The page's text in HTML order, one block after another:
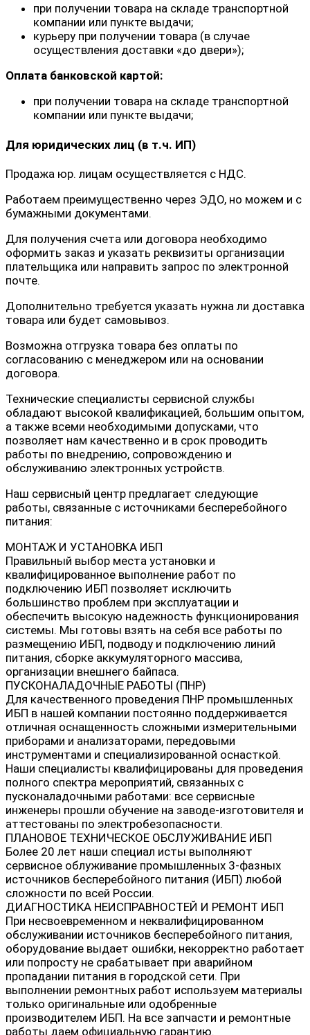
при получении товара на складе транспортной
компании или пункте выдачи;
курьеру при получении товара (в случае
осуществления доставки «до двери»);
Оплата банковской картой:
при получении товара на складе транспортной
компании или пункте выдачи;
Для юридических лиц (в т.ч. ИП)
Продажа юр. лицам осуществляется с НДС.
Работаем преимущественно через ЭДО, но можем и с
бумажными документами.
Для получения счета или договора необходимо
оформить заказ и указать реквизиты организации
плательщика или направить запрос по электронной
почте.
Дополнительно требуется указать нужна ли доставка
товара или будет самовывоз.
Возможна отгрузка товара без оплаты по
согласованию с менеджером или на основании
договора.
Технические специалисты сервисной службы
обладают высокой квалификацией, большим опытом,
а также всеми необходимыми допусками, что
позволяет нам качественно и в срок проводить
работы по внедрению, сопровождению и
обслуживанию электронных устройств.
Наш сервисный центр предлагает следующие
работы, связанные с источниками бесперебойного
питания:
МОНТАЖ И УСТАНОВКА ИБП
Правильный выбор места установки и
квалифицированное выполнение работ по
подключению ИБП позволяет исключить
большинство проблем при эксплуатации и
обеспечить высокую надежность функционирования
системы. Мы готовы взять на себя все работы по
размещению ИБП, подводу и подключению линий
питания, сборке аккумуляторного массива,
организации внешнего байпаса.
ПУСКОНАЛАДОЧНЫЕ РАБОТЫ (ПНР)
Для качественного проведения ПНР промышленных
ИБП в нашей компании постоянно поддерживается
отличная оснащенность сложными измерительными
приборами и анализаторами, передовыми
инструментами и специализированной оснасткой.
Наши специалисты квалифицированы для проведения
полного спектра мероприятий, связанных с
пусконаладочными работами: все сервисные
инженеры прошли обучение на заводе-изготовителя и
аттестованы по электробезопасности.
ПЛАНОВОЕ ТЕХНИЧЕСКОЕ ОБСЛУЖИВАНИЕ ИБП
Более 20 лет наши специал исты выполняют
сервисное облуживание промышленных 3-фазных
источников бесперебойного питания (ИБП) любой
сложности по всей России.
ДИАГНОСТИКА НЕИСПРАВНОСТЕЙ И РЕМОНТ ИБП
При несвоевременном и неквалифицированном
обслуживании источников бесперебойного питания,
оборудование выдает ошибки, некорректно работает
или попросту не срабатывает при аварийном
пропадании питания в городской сети. При
выполнении ремонтных работ используем материалы
только оригинальные или одобренные
производителем ИБП. На все запчасти и ремонтные
работы даем официальную гарантию.